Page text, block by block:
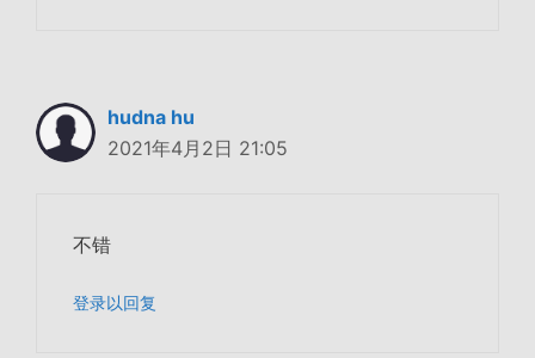
hudna hu
2021年4月2日 21:05
不错
登录以回复